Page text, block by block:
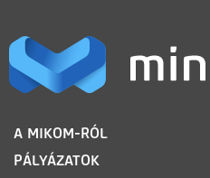
LÁBLÉC
A MIKOM-RÓL
PÁLYÁZATOK